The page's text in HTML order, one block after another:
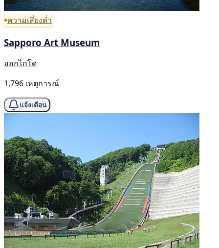
ความเสี่ยงต่ำ
Sapporo Art Museum
ฮอกไกโด
1,796 เหตุการณ์
แจ้งเตือน